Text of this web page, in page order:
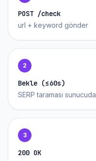
POST /check
url + keyword gönder
2
Bekle (≤60s)
SERP taraması sunucuda
3
200 OK